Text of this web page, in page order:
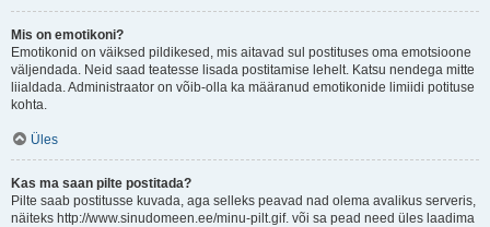
Mis on emotikoni?
Emotikonid on väiksed pildikesed, mis aitavad sul postituses oma emotsioone
väljendada. Neid saad teatesse lisada postitamise lehelt. Katsu nendega mitte
liialdada. Administraator on võib-olla ka määranud emotikonide limiidi potituse
kohta.
Üles
Kas ma saan pilte postitada?
Pilte saab postitusse kuvada, aga selleks peavad nad olema avalikus serveris,
näiteks http://www.sinudomeen.ee/minu-pilt.gif. või sa pead need üles laadima